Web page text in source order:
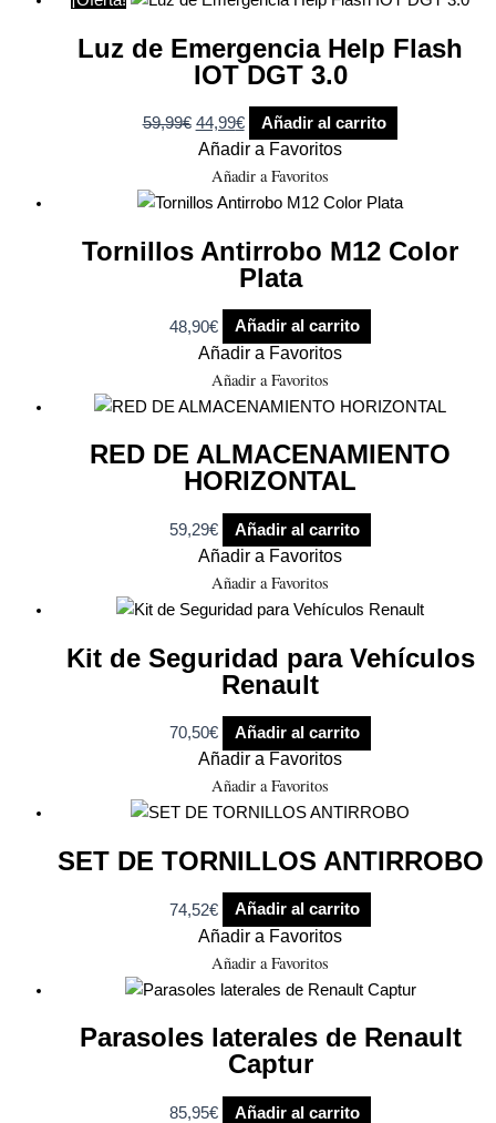
Luz de Emergencia Help Flash
IOT DGT 3.0
59,99€ 44,99€ Añadir al carrito
Añadir a Favoritos
Añadir a Favoritos
Tornillos Antirrobo M12 Color
Plata
48,90€ Añadir al carrito
Añadir a Favoritos
Añadir a Favoritos
RED DE ALMACENAMIENTO
HORIZONTAL
59,29€ Añadir al carrito
Añadir a Favoritos
Añadir a Favoritos
Kit de Seguridad para Vehículos
Renault
70,50€ Añadir al carrito
Añadir a Favoritos
Añadir a Favoritos
SET DE TORNILLOS ANTIRROBO
74,52€ Añadir al carrito
Añadir a Favoritos
Añadir a Favoritos
Parasoles laterales de Renault
Captur
85,95€ Añadir al carrito